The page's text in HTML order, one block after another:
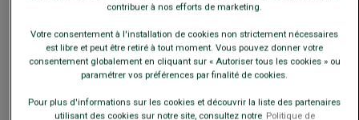
VESTE DE COSTUME HOMME VERT TILLEUL - LAZARE - Coupe
Ajustée - 100% Laine Vierge Double Fil
190,00 €
contribuer à nos efforts de marketing.
Votre consentement à l'installation de cookies non strictement nécessaires
est libre et peut être retiré à tout moment. Vous pouvez donner votre
consentement globalement en cliquant sur « Autoriser tous les cookies » ou
paramétrer vos préférences par finalité de cookies.
Pour plus d'informations sur les cookies et découvrir la liste des partenaires
utilisant des cookies sur notre site, consultez notre Politique de